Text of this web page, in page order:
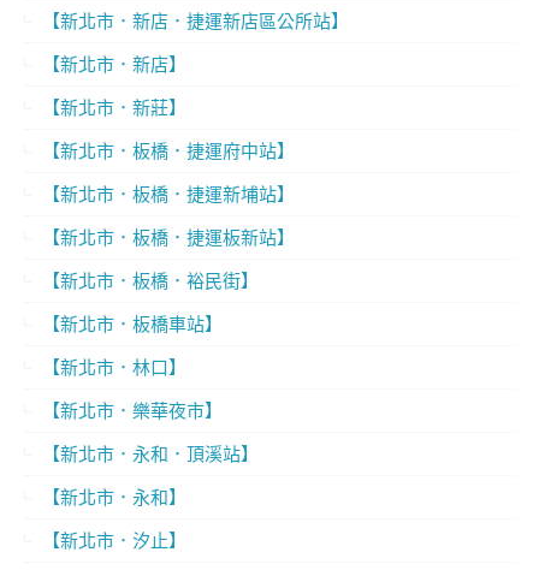
【新北市．新店．捷運新店區公所站】
【新北市．新店】
【新北市．新莊】
【新北市．板橋．捷運府中站】
【新北市．板橋．捷運新埔站】
【新北市．板橋．捷運板新站】
【新北市．板橋．裕民街】
【新北市．板橋車站】
【新北市．林口】
【新北市．樂華夜市】
【新北市．永和．頂溪站】
【新北市．永和】
【新北市．汐止】